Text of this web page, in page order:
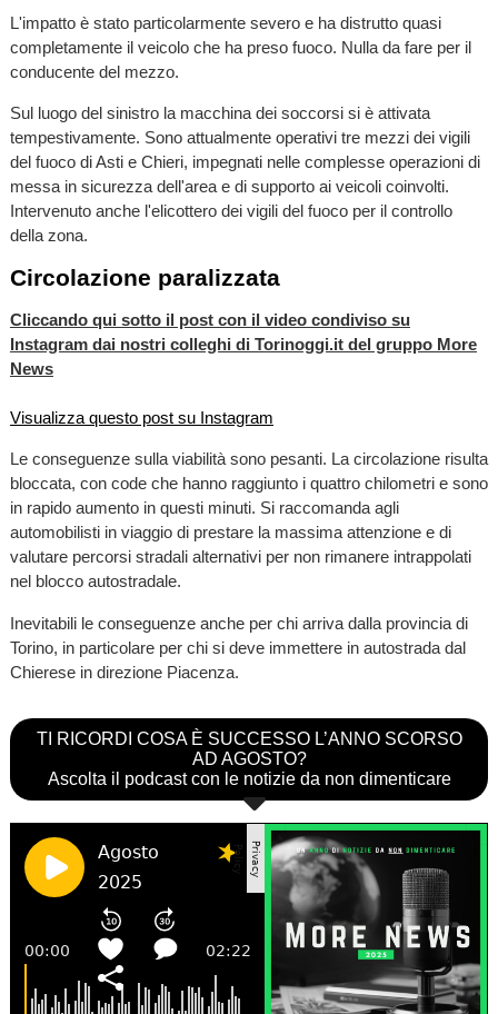
L'impatto è stato particolarmente severo e ha distrutto quasi
completamente il veicolo che ha preso fuoco. Nulla da fare per il
conducente del mezzo.
Sul luogo del sinistro la macchina dei soccorsi si è attivata
tempestivamente. Sono attualmente operativi tre mezzi dei vigili
del fuoco di Asti e Chieri, impegnati nelle complesse operazioni di
messa in sicurezza dell'area e di supporto ai veicoli coinvolti.
Intervenuto anche l'elicottero dei vigili del fuoco per il controllo
della zona.
Circolazione paralizzata
Cliccando qui sotto il post con il video condiviso su
Instagram dai nostri colleghi di Torinoggi.it del gruppo More
News
Visualizza questo post su Instagram
Le conseguenze sulla viabilità sono pesanti. La circolazione risulta
bloccata, con code che hanno raggiunto i quattro chilometri e sono
in rapido aumento in questi minuti. Si raccomanda agli
automobilisti in viaggio di prestare la massima attenzione e di
valutare percorsi stradali alternativi per non rimanere intrappolati
nel blocco autostradale.
Inevitabili le conseguenze anche per chi arriva dalla provincia di
Torino, in particolare per chi si deve immettere in autostrada dal
Chierese in direzione Piacenza.
TI RICORDI COSA È SUCCESSO L’ANNO SCORSO
AD AGOSTO?
Ascolta il podcast con le notizie da non dimenticare